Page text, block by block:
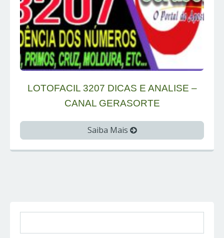
LOTOFACIL 3207 DICAS E ANALISE –
CANAL GERASORTE
Saiba Mais